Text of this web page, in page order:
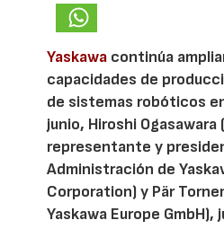
Yaskawa continúa
capacidades de
de sistemas robóticos
junio, Hiroshi
representante y
Administración de
Corporation) y Pär
Yaskawa Europe